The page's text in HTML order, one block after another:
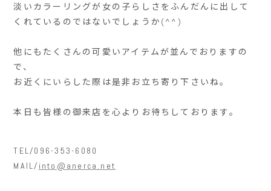
淡いカラーリングが女の子らしさをふんだんに出して
くれているのではないでしょうか(^^)
他にもたくさんの可愛いアイテムが並んでおりますの
で、
お近くにいらした際は是非お立ち寄り下さいね。
本日も皆様の御来店を心よりお待ちしております。
TEL/096-353-6080
MAIL/ into@anerca.net